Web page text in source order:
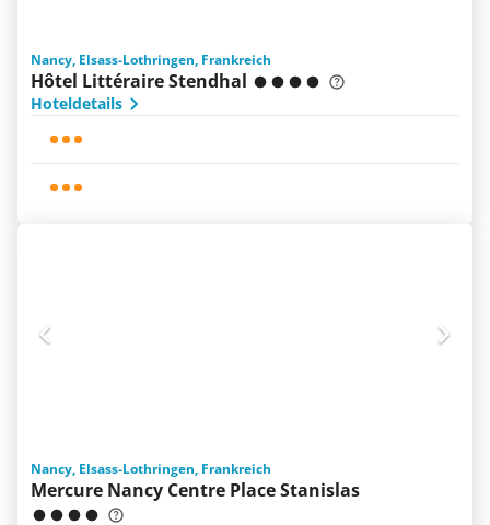
Nancy, Elsass-Lothringen, Frankreich
Hôtel Littéraire Stendhal
Hoteldetails
Nancy, Elsass-Lothringen, Frankreich
Mercure Nancy Centre Place Stanislas